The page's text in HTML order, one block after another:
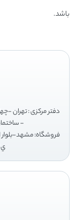
باشد.
دفتر مرکزی : تهران -
- ساختمان ٤٠ واحد٤٤ تماس:
فروشگاه: مشهد-
ي